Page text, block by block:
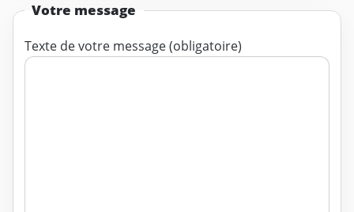
Votre message
Texte de votre message (obligatoire)